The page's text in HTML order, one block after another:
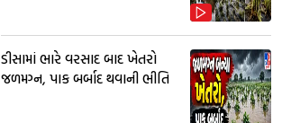
ડીસામાં ભારે વરસાદ બાદ ખેતરો
જળમગ્ન, પાક બર્બાદ થવાની ભીતિ